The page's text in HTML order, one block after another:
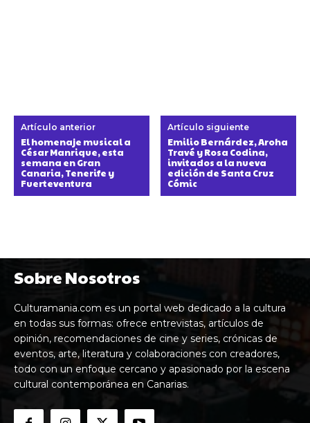
Artículo anterior
El homenaje musical a
César Manrique, esta
semana en Gran
Canaria, Tenerife y
Fuerteventura
Artículo siguiente
Emilio Bernárdez, Aroha
Travé y Rosa Codina,
invitados a la nueva
edición de Santa Cruz
Cómic
Sobre Nosotros
Culturamania.com es un portal web dedicado a la cultura
en todas sus formas: ofrece entrevistas, artículos de
opinión, recomendaciones de cine y series, crónicas de
eventos, arte, literatura y colaboraciones con creadores,
todo con un enfoque cercano y apasionado por la escena
cultural contemporánea en Canarias.